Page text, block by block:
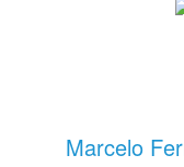
Marcelo